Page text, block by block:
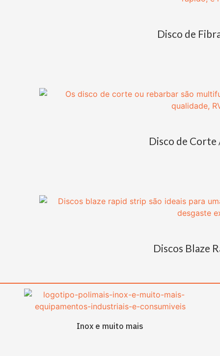
Disco de
Disco de Corte
Discos Blaze
Inox e muito mais